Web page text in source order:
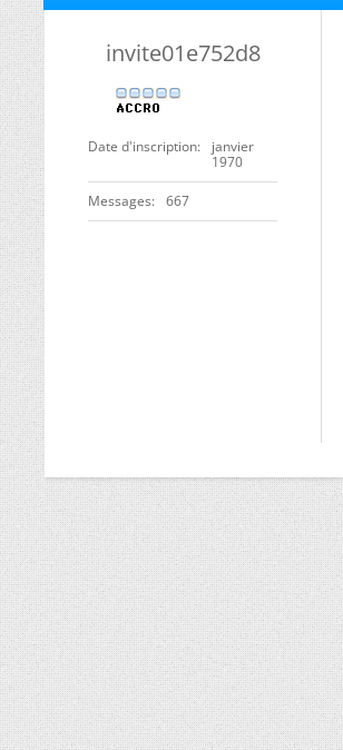
invite01e752d8
Date d'inscription
janvier
1970
Messages 667